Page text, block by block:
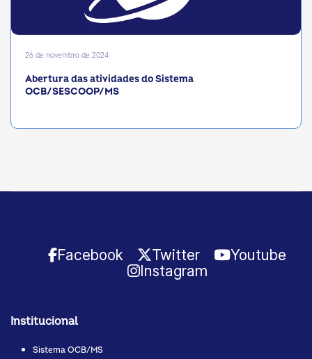
26 de novembro de 2024
Abertura das atividades do Sistema
OCB/SESCOOP/MS
Facebook Twitter
Youtube
Instagram
Institucional
Sistema OCB/MS